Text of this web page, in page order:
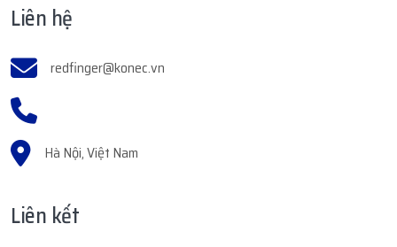
Liên hệ
redfinger@konec.vn
Hà Nội, Việt Nam
Liên kết